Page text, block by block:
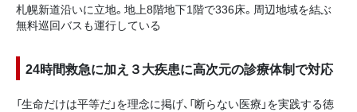
札幌新道沿いに立地。地上8階地下1階で336床。周辺地域を結ぶ
無料巡回バスも運行している
24時間救急に加え３大疾患に高次元の診療体制で対応
「生命だけは平等だ」を理念に掲げ、「断らない医療」を実践する徳